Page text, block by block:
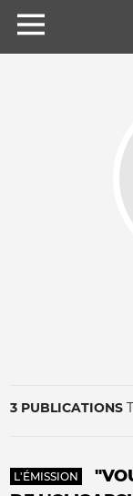
3 PUBLICATIONS
L'ÉMISSION